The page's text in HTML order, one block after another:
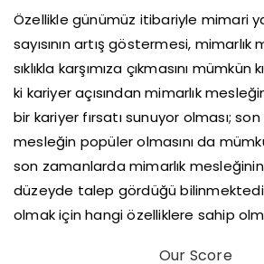
Özellikle günümüz itibariyle mimari
sayısının artış göstermesi, mimarlık
sıklıkla karşımıza çıkmasını
ki kariyer açısından mimarlık
bir kariyer fırsatı sunuyor olması;
mesleğin popüler olmasını da
son zamanlarda mimarlık
düzeyde talep gördüğü
olmak için hangi özelliklere sahip
Our Score